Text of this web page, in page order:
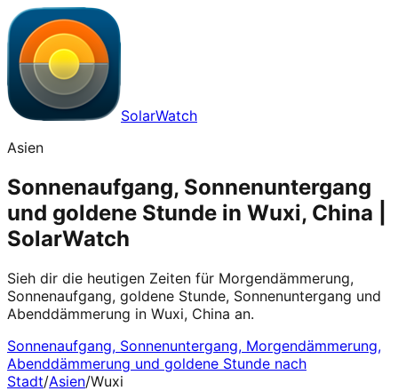
SolarWatch
Asien
Sonnenaufgang, Sonnenuntergang
und goldene Stunde in Wuxi, China |
SolarWatch
Sieh dir die heutigen Zeiten für Morgendämmerung,
Sonnenaufgang, goldene Stunde, Sonnenuntergang und
Abenddämmerung in Wuxi, China an.
Sonnenaufgang, Sonnenuntergang, Morgendämmerung,
Abenddämmerung und goldene Stunde nach
Stadt/Asien/Wuxi